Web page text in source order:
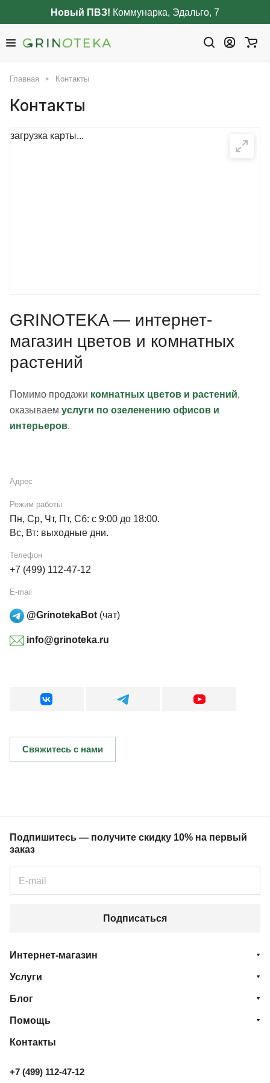
Новый ПВЗ! Коммунарка, Эдальго, 7
Главная Контакты
Контакты
GRINOTEKA — интернет-
магазин цветов и комнатных
растений
Помимо продажи комнатных цветов и растений,
оказываем услуги по озеленению офисов и
интерьеров.
Адрес
Режим работы
Пн, Ср, Чт, Пт, Сб: с 9:00 до 18:00.
Вс, Вт: выходные дни.
Телефон
+7 (499) 112-47-12
E-mail
@GrinotekaBot (чат)
info@grinoteka.ru
Свяжитесь с нами
загрузка карты...
Подпишитесь — получите скидку 10% на первый
заказ
Подписаться
Интернет-магазин
Услуги
Блог
Помощь
Контакты
+7 (499) 112-47-12